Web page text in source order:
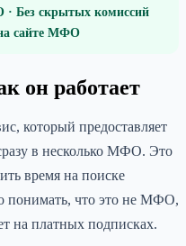
Без скрытых комиссий
на сайте МФО
он работает
который предоставляет
в несколько МФО. Это
время на поиске
понимать, что это не МФО,
на платных подписках.